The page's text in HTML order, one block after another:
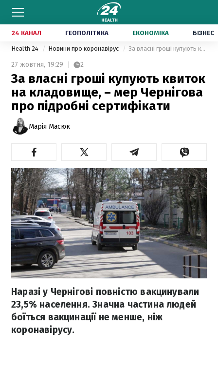
24 КАНАЛ ГЕОПОЛІТИКА ЕКОНОМІКА БІЗНЕС
Health 24 Новини про коронавірус За власні гроші купують квиток на кладовище, – мер Чернігова про підробні сертифікати
27 жовтня, 19:29 2
За власні гроші купують квиток
на кладовище, – мер Чернігова
про підробні сертифікати
Марія Масюк
Наразі у Чернігові повністю вакцинували
23,5% населення. Значна частина людей
боїться вакцинації не менше, ніж
коронавірусу.